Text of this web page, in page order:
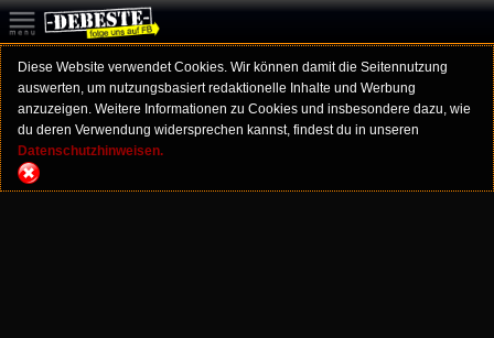
Diese Website verwendet Cookies. Wir können damit die Seitennutzung
auswerten, um nutzungsbasiert redaktionelle Inhalte und Werbung
anzuzeigen. Weitere Informationen zu Cookies und insbesondere dazu, wie
du deren Verwendung widersprechen kannst, findest du in unseren
Datenschutzhinweisen.